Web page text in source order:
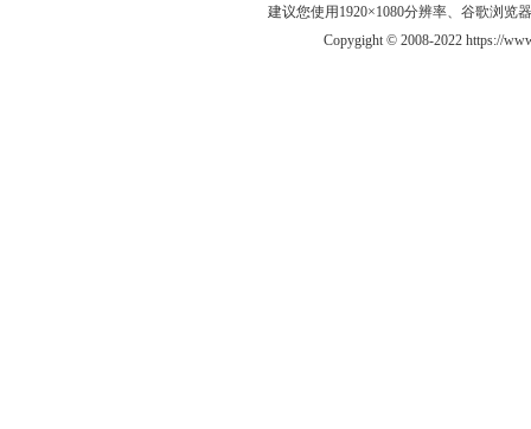
建议您使用1920×1080分辨率、谷歌浏览
Copygight © 2008-2022 https://